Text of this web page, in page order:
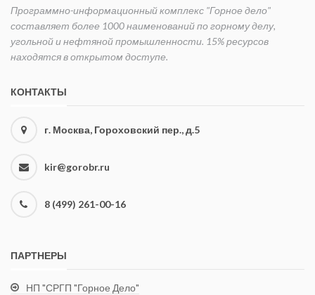
Программно-информационный комплекс "Горное дело"
составляет более 1000 наименований по горному делу,
угольной и нефтяной промышленности. 15% ресурсов
находятся в открытом доступе.
КОНТАКТЫ
г. Москва, Гороховский пер., д.5
kir@gorobr.ru
8 (499) 261-00-16
ПАРТНЕРЫ
НП "СРГП "Горное Дело"